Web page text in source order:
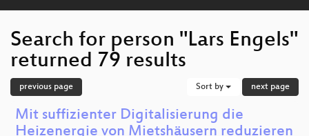
Search for person "Lars Engels"
returned 79 results
previous page Sort by next page
Mit suffizienter Digitalisierung die
Heizenergie von Mietshäusern reduzieren